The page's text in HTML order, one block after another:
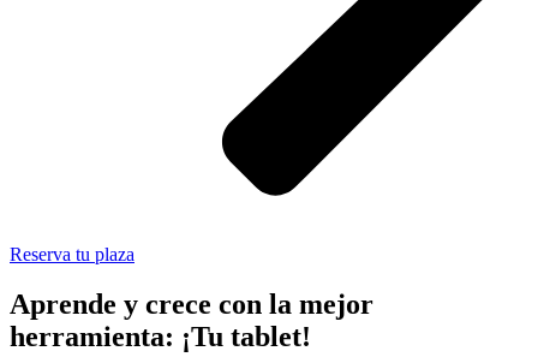
Reserva tu plaza
Aprende y crece con la mejor
herramienta: ¡Tu tablet!